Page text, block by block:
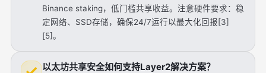
Binance staking，低门槛共享收益。注意硬件要求：稳
定网络、SSD存储，确保24/7运行以最大化回报[3]
[5]。
以太坊共享安全如何支持Layer2解决方案？